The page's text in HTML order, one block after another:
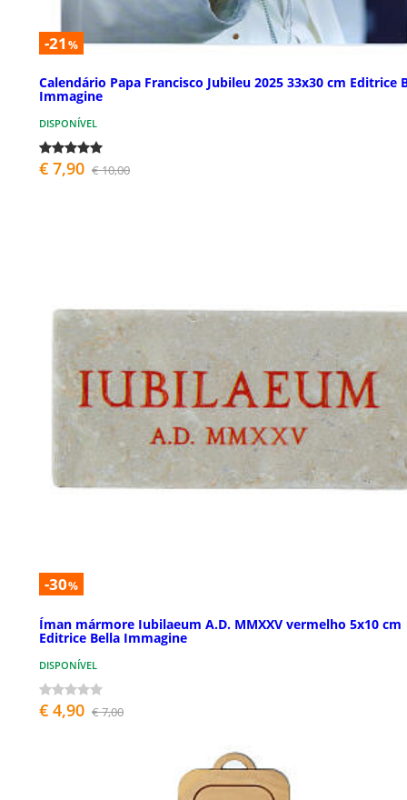
-21 %
Calendário Papa Francisco Jubileu 2025 33x30 cm Editrice
Immagine
DISPONÍVEL
€ 7,90 € 10,00
-30%
Íman mármore Iubilaeum A.D. MMXXV vermelho 5x10 cm
Editrice Bella Immagine
DISPONÍVEL
€ 4,90 € 7,00